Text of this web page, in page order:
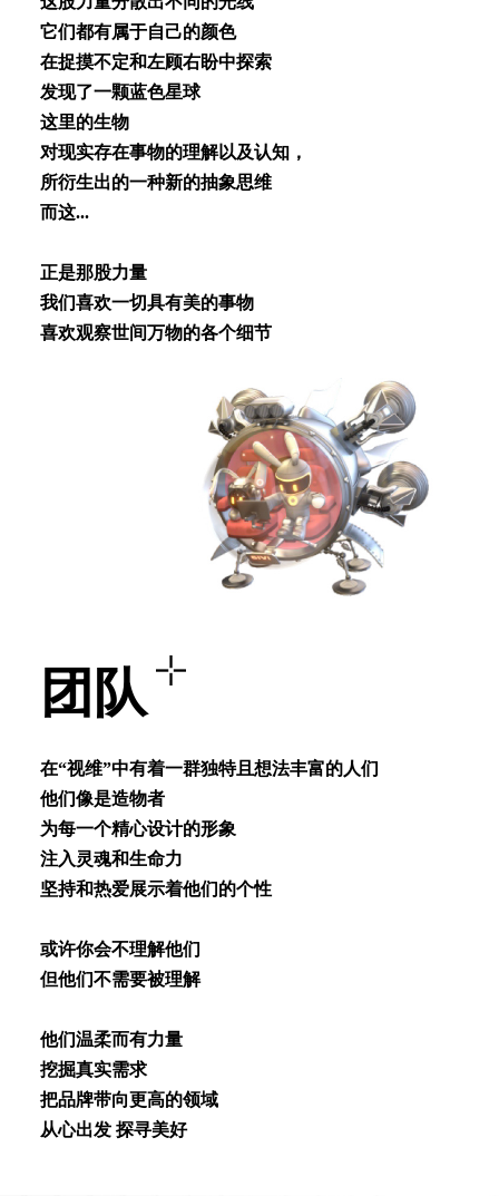
它们都有属于⾃⼰的颜⾊
在捉摸不定和左顾右盼中探索
发现了⼀颗蓝⾊星球
这⾥的⽣物
对现实存在事物的理解以及认知，
所衍⽣出的⼀种新的抽象思维
⽽这...
正是那股⼒量
我们喜欢⼀切具有美的事物
喜欢观察世间万物的各个细节
团队
在“视维”中有着⼀群独特且想法丰富的⼈们
他们像是造物者
为每⼀个精⼼设计的形象
注⼊灵魂和⽣命⼒
坚持和热爱展⽰着他们的个性
或许你会不理解他们
但他们不需要被理解
他们温柔⽽有⼒量
挖掘真实需求
把品牌带向更⾼的领域
从⼼出发 探寻美好